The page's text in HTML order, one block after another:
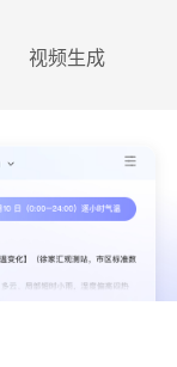
视频生成